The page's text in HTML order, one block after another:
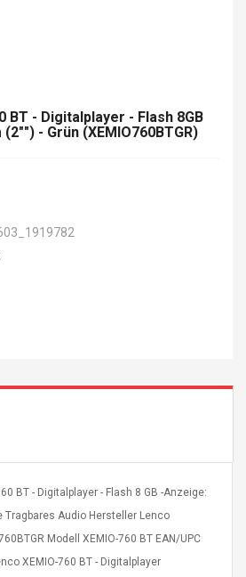
Universal Usb Charger
BT - Digitalplayer - Flash 8GB
- Grün (XEMIO760BTGR)
BT - Digitalplayer - Flash 8 GB -Anzeige:
Tragbares Audio Hersteller Lenco
Modell XEMIO-760 BT EAN/UPC
XEMIO-760 BT - Digitalplayer